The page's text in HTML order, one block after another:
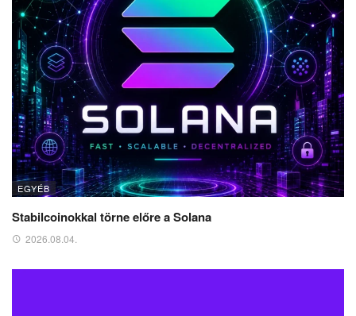
EGYÉB
Stabilcoinokkal törne előre a Solana
2026.08.04.